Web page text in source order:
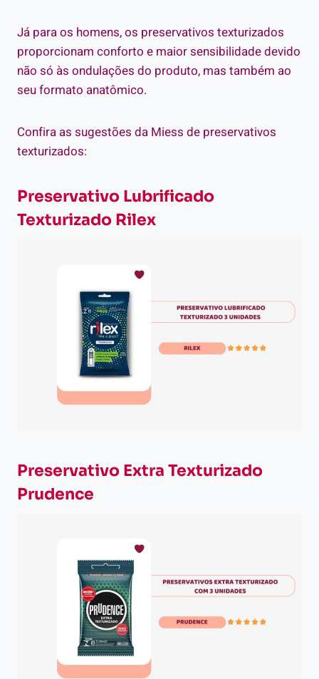
Já para os homens, os preservativos texturizados
proporcionam conforto e maior sensibilidade devido
não só às ondulações do produto, mas também ao
seu formato anatômico.
Confira as sugestões da Miess de preservativos
texturizados:
Preservativo Lubrificado
Texturizado Rilex
Preservativo Extra Texturizado
Prudence